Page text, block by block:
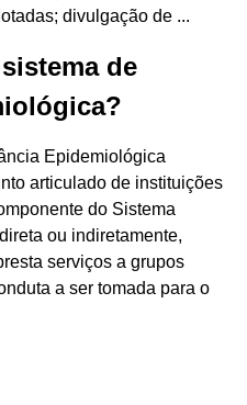
divulgação de ...
de
Epidemiológica
articulado de instituições
do Sistema
ou indiretamente,
serviços a grupos
a ser tomada para o